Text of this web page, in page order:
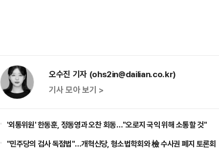
오수진 기자 (ohs2in@dailian.co.kr)
기사 모아 보기 >
'외통위원' 한동훈, 정동영과 오찬 회동…"오로지 국익 위해 소통할 것"
"민주당의 검사 독점법"…개혁신당, 형소법학회와 檢 수사권 폐지 토론회